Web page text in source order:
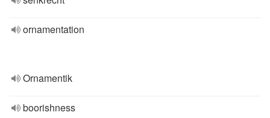
ornamentation
Ornamentik
boorishness